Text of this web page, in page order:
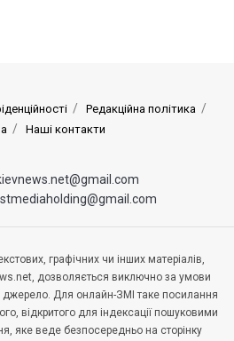
Редакційна політика
Наші контакти
графічних чи інших матеріалів,
дозволяється виключно за умови
джерело. Для онлайн-ЗМІ таке посилання
відкритого для індексації пошуковими
яке веде безпосередньо на сторінку